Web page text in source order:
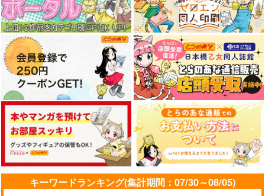
キーワードランキング(集計期間：07/30～08/05)